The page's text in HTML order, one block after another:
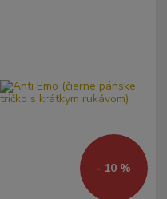
- 10 %